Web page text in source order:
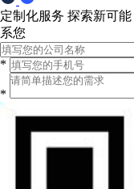
定制化服务 探索新可能
系您
*
*